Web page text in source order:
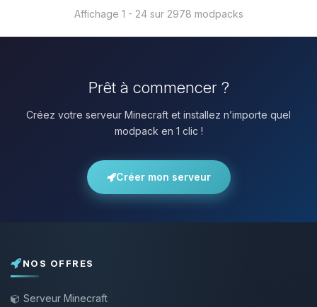
Affichage 1 - 24 sur 2978 modpacks
Prêt à commencer ?
Créez votre serveur Minecraft et installez n’importe quel
modpack en 1 clic !
Créer mon serveur
NOS OFFRES
Serveur Minecraft